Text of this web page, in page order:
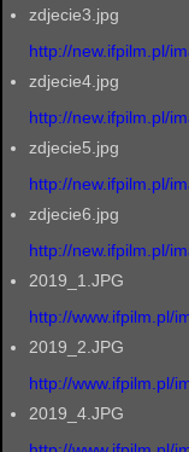
zdjecie3.jpg
http://new.ifpilm.pl/
zdjecie4.jpg
http://new.ifpilm.pl/
zdjecie5.jpg
http://new.ifpilm.pl/
zdjecie6.jpg
http://new.ifpilm.pl/
2019_1.JPG
http://www.ifpilm.pl/
2019_2.JPG
http://www.ifpilm.pl/
2019_4.JPG